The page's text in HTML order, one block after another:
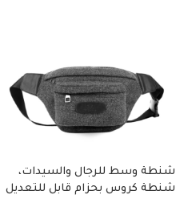
شنطة وسط للرجال والسيدات،
شنطة كروس بحزام قابل للتعديل